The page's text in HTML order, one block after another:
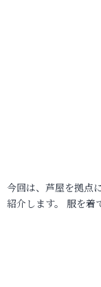
今回は、芦屋を拠点
紹介します。 服を